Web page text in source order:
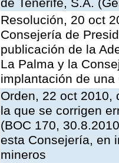
de Tenerife, S.A.
Resolución, 20 oct
Consejería de
publicación de la
La Palma y la
implantación de
Orden, 22 oct 2010,
la que se corrigen
(BOC 170,
esta Consejería, en
mineros